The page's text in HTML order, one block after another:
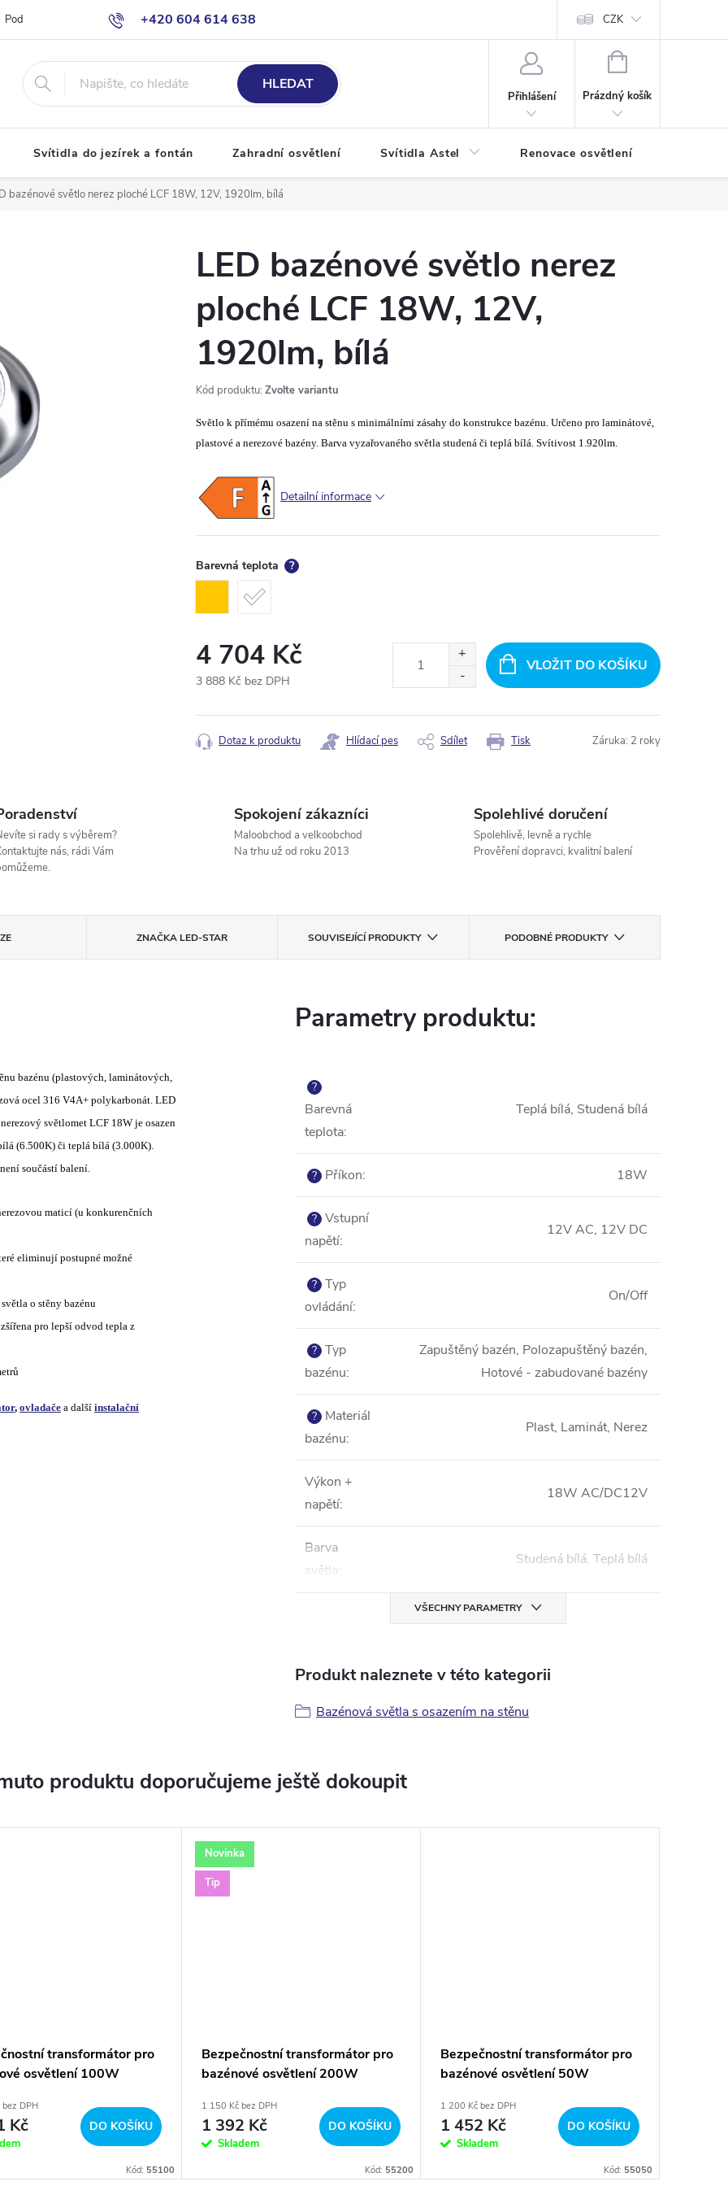
+420 604 614 638
info@bazenove-osvetleni.cz
Podmínky ochrany osobních údajů Odstoupení od smlouvy Jak balíme vaše objednávky
CZK
HLEDAT
Přihlášení
NÁKUPNÍ
Prázdný košík
Svítidla do jezírek a fontán Zahradní osvětlení Svítidla Astel Renovace osvětlení
bazénové světlo nerez ploché LCF 18W, 12V, 1920lm, bílá
LED bazénové světlo nerez
ploché LCF 18W, 12V,
1920lm, bílá
Kód produktu: Zvolte variantu
Světlo k přímému osazení na stěnu s minimálními zásahy do konstrukce bazénu. Určeno pro laminátové,
plastové a nerezové bazény. Barva vyzařovaného světla studená či teplá bílá. Svítivost 1.920lm.
Detailní informace
Barevná teplota ?
4 704 Kč
3 888 Kč bez DPH
cena:
VLOŽIT DO KOŠÍKU
Tisk
Dotaz k produktu Hlídací pes Sdílet Záruka: 2 roky
si rady s výběrem?
nás, rádi Vám
Spokojení zákazníci
Maloobchod a velkoobchod
Na trhu už od roku 2013
Spolehlivé doručení
Spolehlivě, levně a rychle
Prověření dopravci, kvalitní balení
ZNAČKA LED-STAR SOUVISEJÍCÍ PRODUKTY PODOBNÉ PRODUKTY
bazénu (plastových, laminátových,
ocel 316 V4A+ polykarbonát. LED
světlomet LCF 18W je osazen
(6.500K) či teplá bílá (3.000K).
součástí balení.
maticí (u konkurenčních
eliminují postupné možné
o stěny bazénu
pro lepší odvod tepla z
, ovladače a další instalační
Parametry produktu:
?
Barevná
teplota:
Teplá bílá, Studená bílá
? Příkon: 18W
? Vstupní
napětí:
12V AC, 12V DC
? Typ
ovládání:
On/Off
? Typ
bazénu:
Zapuštěný bazén, Polozapuštěný bazén,
Hotové - zabudované bazény
? Materiál
bazénu:
Plast, Laminát, Nerez
Výkon +
napětí:
18W AC/DC12V
Barva
světla:
Studená bílá, Teplá bílá
VŠECHNY PARAMETRY
Produkt naleznete v této kategorii
Bazénová světla s osazením na stěnu
produktu doporučujeme ještě dokoupit
transformátor pro
osvětlení 100W
DPH
Kč DO KOŠÍKU
Kód: 55100
Novinka
Tip
Bezpečnostní transformátor pro
bazénové osvětlení 200W
1 150 Kč bez DPH
1 392 Kč
Skladem
DO KOŠÍKU
Kód: 55200
Bezpečnostní transformátor pro
bazénové osvětlení 50W
1 200 Kč bez DPH
1 452 Kč
Skladem
DO KOŠÍKU
Kód: 55050